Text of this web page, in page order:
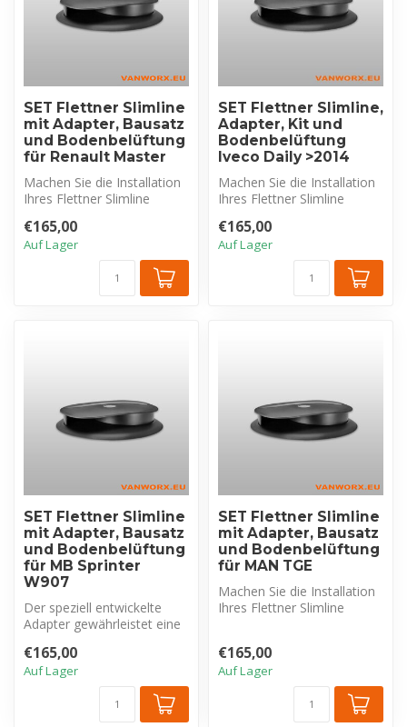
SET Flettner Slimline
mit Adapter, Bausatz
und Bodenbelüftung
für Renault Master
Machen Sie die Installation
Ihres Flettner Slimline
Renaul...
€165,00
Auf Lager
SET Flettner Slimline,
Adapter, Kit und
Bodenbelüftung
Iveco Daily >2014
Machen Sie die Installation
Ihres Flettner Slimline
...
€165,00
Auf Lager
SET Flettner Slimline
mit Adapter, Bausatz
und Bodenbelüftung
für MB Sprinter
W907
Der speziell entwickelte
Adapter gewährleistet eine
Befesti...
€165,00
Auf Lager
SET Flettner Slimline
mit Adapter, Bausatz
und Bodenbelüftung
für MAN TGE
Machen Sie die Installation
Ihres Flettner Slimline
€165,00
Auf Lager